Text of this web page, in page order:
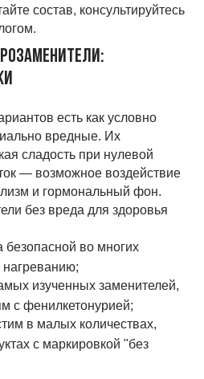
состав, консультируйтесь
есть как условно
вредные. Их
сладость при нулевой
— возможное воздействие
и гормональный фон.
без вреда для здоровья
во многих
нагреванию;
изученных заменителей,
с фенилкетонурией;
в малых количествах,
с маркировкой "без